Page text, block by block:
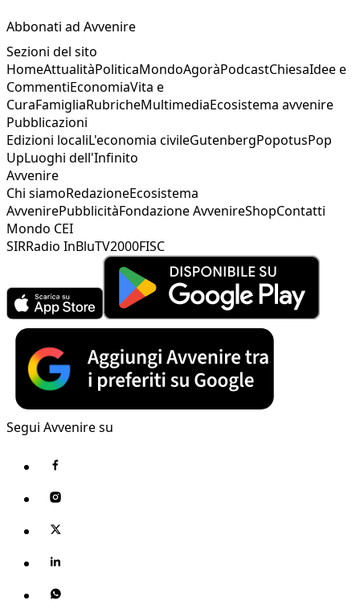
Abbonati ad Avvenire
Sezioni del sito
HomeAttualitàPoliticaMondoAgoràPodcastChiesaIdee e
CommentiEconomiaVita e
CuraFamigliaRubricheMultimediaEcosistema avvenire
Pubblicazioni
Edizioni localiL'economia civileGutenbergPopotusPop
UpLuoghi dell'Infinito
Avvenire
Chi siamoRedazioneEcosistema
AvvenirePubblicitàFondazione AvvenireShopContatti
Mondo CEI
SIRRadio InBluTV2000FISC
Segui Avvenire su